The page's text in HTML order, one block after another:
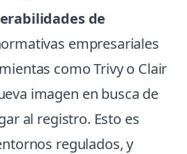
de
empresariales
como Trivy o Clair
imagen en busca de
al registro. Esto es
regulados, y